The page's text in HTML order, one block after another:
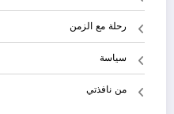
رحلة مع الزمن
سياسة
من نافذتي